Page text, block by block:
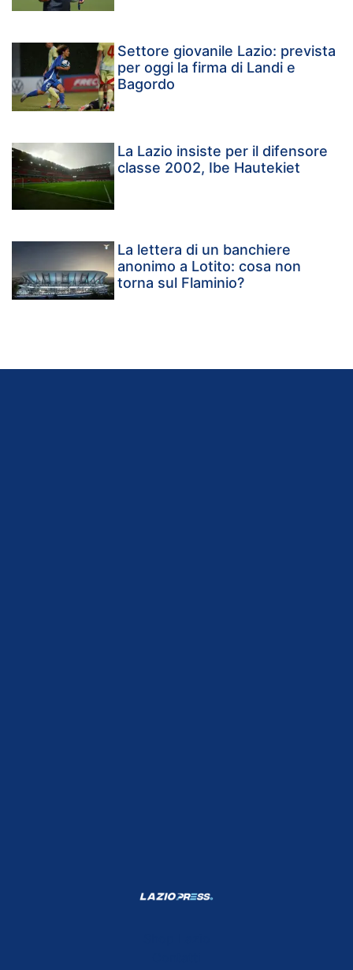
Settore giovanile Lazio: prevista
per oggi la firma di Landi e
Bagordo
La Lazio insiste per il difensore
classe 2002, Ibe Hautekiet
La lettera di un banchiere
anonimo a Lotito: cosa non
torna sul Flaminio?